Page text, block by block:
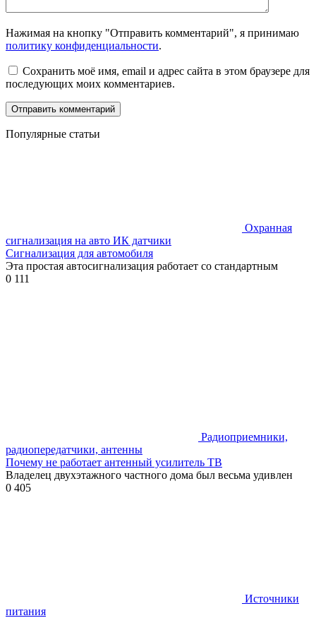
Нажимая на кнопку "Отправить комментарий", я принимаю
политику конфиденциальности.
Сохранить моё имя, email и адрес сайта в этом браузере для
последующих моих комментариев.
Популярные статьи
Охранная
сигнализация на авто ИК датчики
Сигнализация для автомобиля
Эта простая автосигнализация работает со стандартным
0 111
Радиоприемники,
радиопередатчики, антенны
Почему не работает антенный усилитель ТВ
Владелец двухэтажного частного дома был весьма удивлен
0 405
Источники
питания